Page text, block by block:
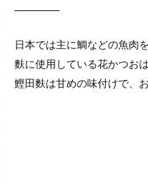
日本では主に鯛などの魚肉
麩に使用している花かつお
鰹田麩は甘めの味付けで、